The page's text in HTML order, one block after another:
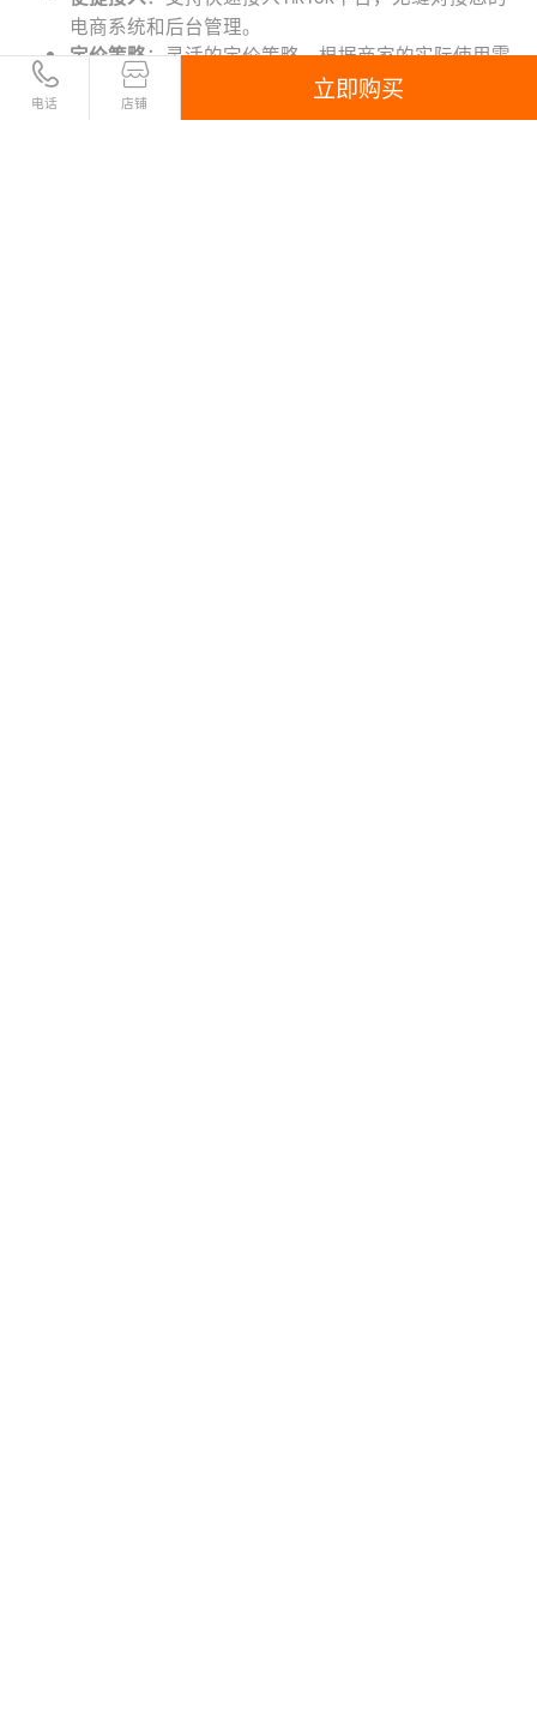
电商系统和后台管理。
定价策略：灵活的定价策略，根据商家的实际使用需
求量身定制最合适的服务方案。
电话 店铺 立即购买